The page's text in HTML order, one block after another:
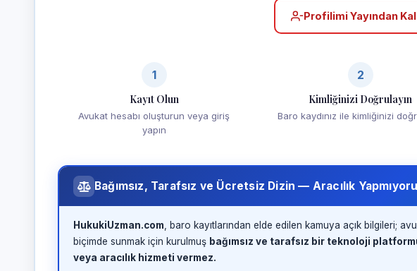
Profilimi Yayından
1
Kayıt Olun
Avukat hesabı oluşturun veya giriş
yapın
2
Kimliğinizi Doğrulayın
Baro kaydınız ile kimliğinizi
Bağımsız, Tarafsız ve Ücretsiz Dizin — Aracılık
HukukiUzman.com , baro kayıtlarından elde edilen kamuya açık bilgileri;
biçimde sunmak için kurulmuş bağımsız ve tarafsız bir teknoloji
veya aracılık hizmeti vermez.